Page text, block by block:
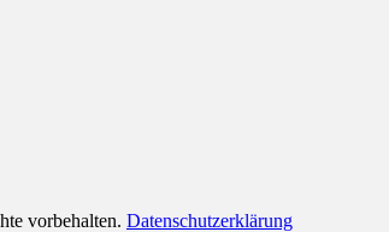
vorbehalten. Datenschutzerklärung